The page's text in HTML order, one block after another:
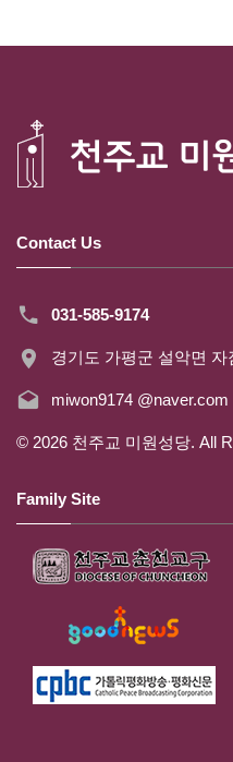
Contact Us
031-585-9174
경기도 가평군 설악면
miwon9174 @naver.com
© 2026 천주교 미원성당. All
Family Site